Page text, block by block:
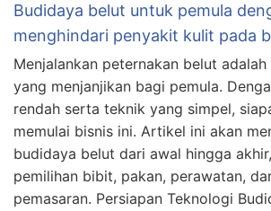
Budidaya belut untuk pemula
menghindari penyakit kulit pada
Menjalankan peternakan belut
yang menjanjikan bagi pemula.
rendah serta teknik yang simpel,
memulai bisnis ini. Artikel ini akan
budidaya belut dari awal hingga
pemilihan bibit, pakan, perawatan,
pemasaran. Persiapan Teknologi